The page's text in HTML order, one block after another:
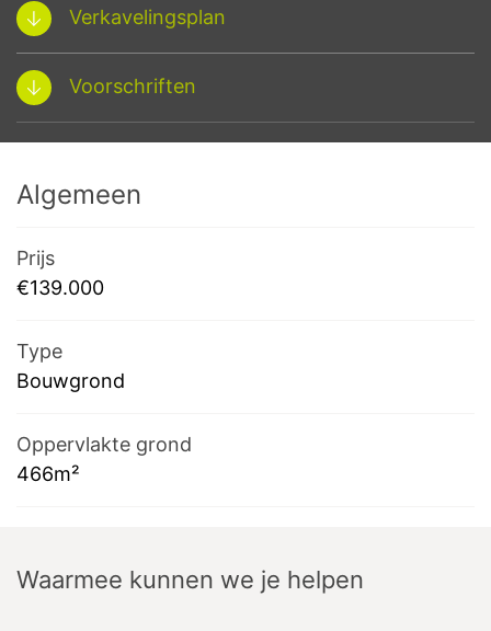
Verkavelingsplan
Voorschriften
Algemeen
Prijs
€139.000
Type
Bouwgrond
Oppervlakte grond
466m²
Waarmee kunnen we je helpen